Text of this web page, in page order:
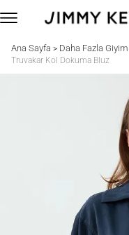
Ana Sayfa > Daha Fazla Giyim
Truvakar Kol Dokuma Bluz